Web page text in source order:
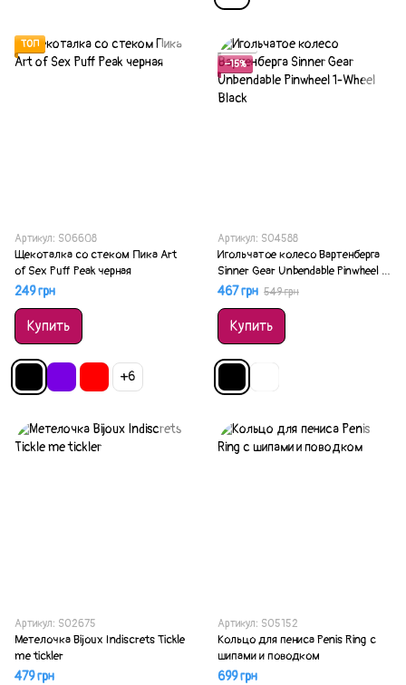
ТОП
Артикул: SO6608
Щекоталка со стеком Пика Art
of Sex Puff Peak черная
249 грн
Купить
+6
Акция
−15%
Артикул: SO4588
Игольчатое колесо Вартенберга
Sinner Gear Unbendable Pinwheel 1-
Wheel Black
467 грн 549 грн
Купить
Артикул: SO2675
Метелочка Bijoux Indiscrets Tickle
me tickler
479 грн
Артикул: SO5152
Кольцо для пениса Penis Ring с
шипами и поводком
699 грн